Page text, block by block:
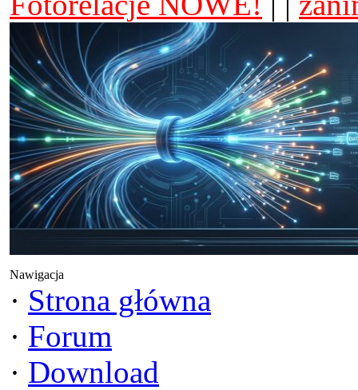
Nawigacja
· Strona główna
· Forum
· Download